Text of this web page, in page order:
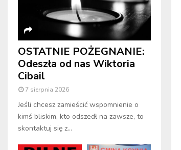
OSTATNIE POŻEGNANIE:
Odeszła od nas Wiktoria
Cibail
7 sierpnia 2026
Jeśli chcesz zamieścić wspomnienie o
kimś bliskim, kto odszedł na zawsze, to
skontaktuj się z...